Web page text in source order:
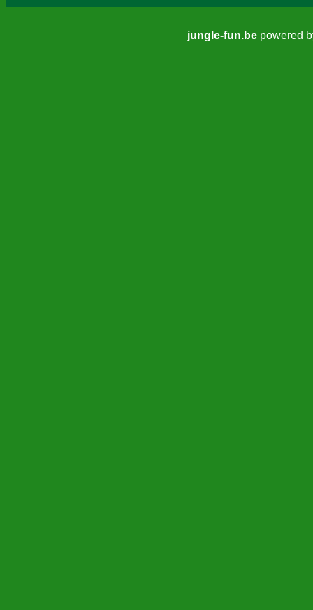
jungle-fun.bepowered